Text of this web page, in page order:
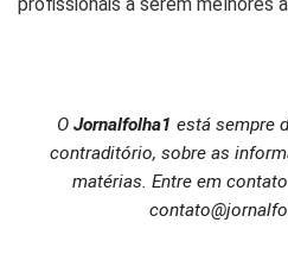
O Jornalfolha1 está sempre
contraditório, sobre as
matérias. Entre em